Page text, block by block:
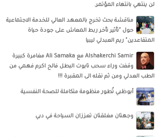
لن ينتهي بانتهاء المؤتمر.
مناقشة بحث تخرج بالمعهد العالي للخدمة الاجتماعية
حول "تأثير تأخر ربط المعاش على جودة حياة
المتقاعدين" ريم العبدلي ليبيا
‏‎Alshakerchi Samir‎‏ مع ‏‎Ali Samaka‎‏ مغامرة كبيرة
وقفت وراء سحب تابوت البطل فالح اكرم فهمي من
الطب العدلي ومن ثم نقله الى المقبرة !!!
أبوظبي تُطور منظومة متكاملة للصحة النفسية
وجهتان مغلقتان تعززان السياحة في دبي